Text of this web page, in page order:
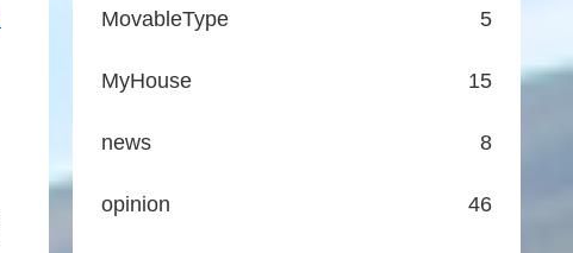
MovableType 5
MyHouse 15
news 8
opinion 46